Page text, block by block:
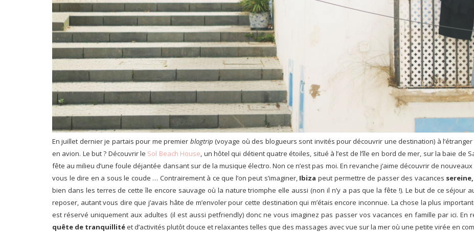
En juillet dernier je partais pour me premier blogtrip (voyage où des blogueurs sont invités pour découvrir une destination) à l’étranger
en avion. Le but ? Découvrir le Sol Beach House, un hôtel qui détient quatre étoiles, situé à l’est de l’île en bord de mer, sur la baie de
fête au milieu d’une foule déjantée dansant sur de la musique électro. Non ce n’est pas moi. En revanche j’aime découvrir de
vous le dire en a sous le coude … Contrairement à ce que l’on peut s’imaginer,Ibiza peut permettre de passer des vacances
bien dans les terres de cette île encore sauvage où la nature triomphe elle aussi (non il n’y a pas que la fête !). Le but de ce séjour
reposer, autant vous dire que j’avais hâte de m’envoler pour cette destination qui m’étais encore inconnue. La chose la plus
est réservé uniquement aux adultes (il est aussi petfriendly) donc ne vous imaginez pas passer vos vacances en famille par ici.
quête de tranquillitéet d’activités plutôt douce et relaxantes telles que des massages avec vue sur la mer où une petite virée en